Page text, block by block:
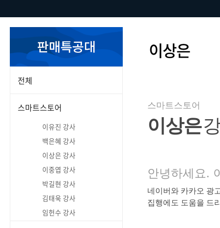
사
보
기
이상은
스마트스토어
이상은
안녕하세요.
네이버와 카카오 광
집행에도 도움을 드
전체
스마트스토어
이유진 강사
백은혜 강사
이상은 강사
이중엽 강사
박길현 강사
김태욱 강사
임헌수 강사